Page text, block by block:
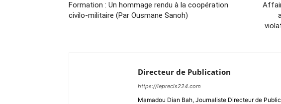
Formation : Un hommage rendu à la coopération
civilo-militaire (Par Ousmane Sanoh)
Directeur de Publication
https://leprecis224.com
Mamadou Dian Bah, Journaliste Directeur de